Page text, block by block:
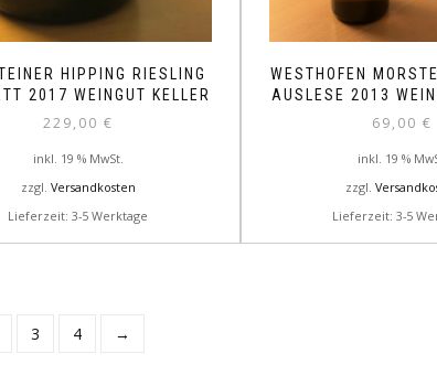
HIPPING RIESLING
2017 WEINGUT KELLER
229,00 €
inkl. 19 % MwSt.
zzgl. Versandkosten
Lieferzeit: 3-5 Werktage
WESTHOFEN
AUSLESE 2013
69,00€
inkl. 19 %
zzgl.
Lieferzeit: 3-5
3 4 →